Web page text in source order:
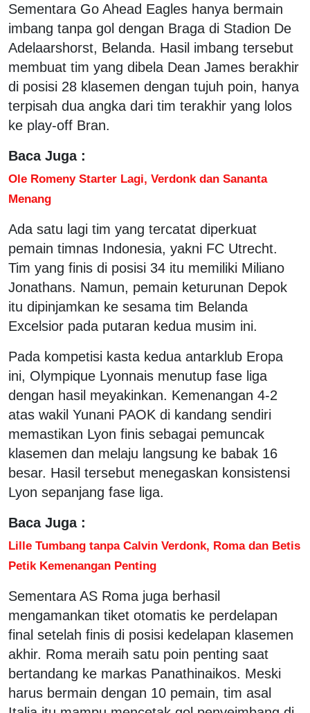
Sementara Go Ahead Eagles hanya bermain
imbang tanpa gol dengan Braga di Stadion De
Adelaarshorst, Belanda. Hasil imbang tersebut
membuat tim yang dibela Dean James berakhir
di posisi 28 klasemen dengan tujuh poin, hanya
terpisah dua angka dari tim terakhir yang lolos
ke play-off Bran.
Baca Juga :
Ole Romeny Starter Lagi, Verdonk dan Sananta
Menang
Ada satu lagi tim yang tercatat diperkuat
pemain timnas Indonesia, yakni FC Utrecht.
Tim yang finis di posisi 34 itu memiliki Miliano
Jonathans. Namun, pemain keturunan Depok
itu dipinjamkan ke sesama tim Belanda
Excelsior pada putaran kedua musim ini.
Pada kompetisi kasta kedua antarklub Eropa
ini, Olympique Lyonnais menutup fase liga
dengan hasil meyakinkan. Kemenangan 4-2
atas wakil Yunani PAOK di kandang sendiri
memastikan Lyon finis sebagai pemuncak
klasemen dan melaju langsung ke babak 16
besar. Hasil tersebut menegaskan konsistensi
Lyon sepanjang fase liga.
Baca Juga :
Lille Tumbang tanpa Calvin Verdonk, Roma dan Betis
Petik Kemenangan Penting
Sementara AS Roma juga berhasil
mengamankan tiket otomatis ke perdelapan
final setelah finis di posisi kedelapan klasemen
akhir. Roma meraih satu poin penting saat
bertandang ke markas Panathinaikos. Meski
harus bermain dengan 10 pemain, tim asal